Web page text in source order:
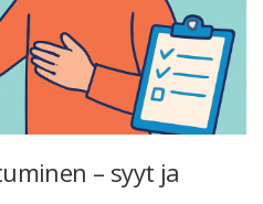
– syyt ja